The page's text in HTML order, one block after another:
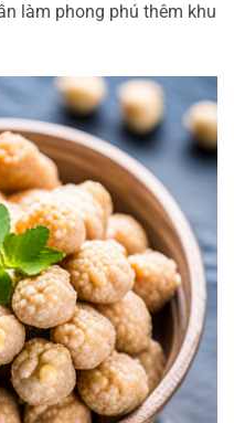
làm phong phú thêm khu